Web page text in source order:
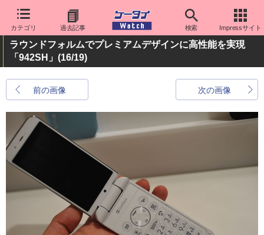
カテゴリ 過去記事 検索 Impressサイト
ラウンドフォルムでプレミアムデザインに高性能を実現
「942SH」 (16/19)
前の画像 次の画像